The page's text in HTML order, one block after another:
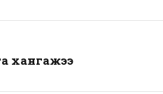
хангажээ